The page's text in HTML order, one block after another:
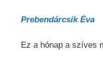
Prebendárcsik Éva
Ez a hónap a szíves